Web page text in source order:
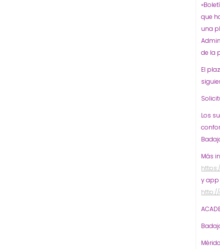
que
una
de la
El
Los
Más
y app